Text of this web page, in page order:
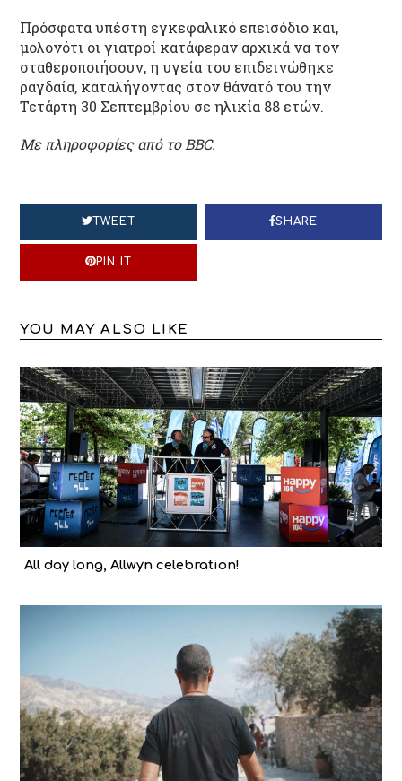
Πρόσφατα υπέστη εγκεφαλικό επεισόδιο και,
μολονότι οι γιατροί κατάφεραν αρχικά να τον
σταθεροποιήσουν, η υγεία του επιδεινώθηκε
ραγδαία, καταλήγοντας στον θάνατό του την
Τετάρτη 30 Σεπτεμβρίου σε ηλικία 88 ετών.
Με πληροφορίες από το BBC.
TWEET SHARE
PIN IT
YOU MAY ALSO LIKE
All day long, Allwyn celebration!